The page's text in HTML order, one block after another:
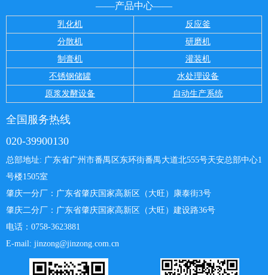
——产品中心——
乳化机
反应釜
分散机
研磨机
制膏机
灌装机
不锈钢储罐
水处理设备
原浆发酵设备
自动生产系统
全国服务热线
020-39900130
总部地址: 广东省广州市番禺区东环街番禺大道北555号天安总部中心1
号楼1505室
肇庆一分厂： 广东省肇庆国家高新区（大旺）康泰街3号
肇庆二分厂：广东省肇庆国家高新区（大旺）建设路36号
电话：0758-3623881
E-mail: jinzong@jinzong.com.cn